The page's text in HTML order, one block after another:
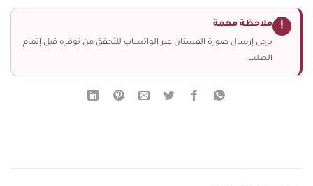
! ملاحظة مهمة
يرجى إرسال صورة الفستان عبر الواتساب للتحقق من توفره قبل إتمام
الطلب.